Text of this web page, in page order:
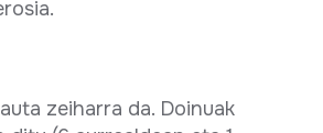
zeiharra da. Doinuak